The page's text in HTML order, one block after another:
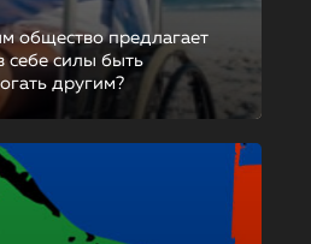
общество предлагает
себе силы быть
другим?